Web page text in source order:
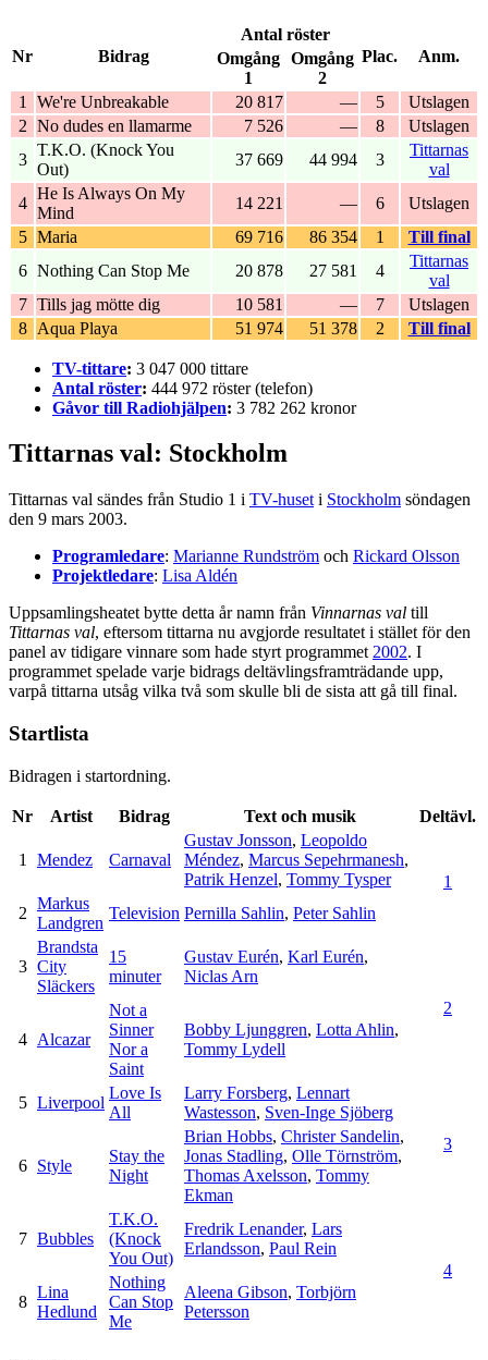
Nr Bidrag
Antal röster
Plac.
Anm.
Omgång
1
Omgång
2
1
We're Unbreakable 20 817 — 5
Utslagen
2 No dudes en llamarme 7 526 — 8
Utslagen
3
T.K.O. (Knock You
Out)
37 669 44 994 3
Tittarnas
val
4
He Is Always On My
Mind
14 221 — 6
Utslagen
5 Maria 69 716 86 354 1
Till final
6 Nothing Can Stop Me 20 878 27 581 4
Tittarnas
val
7 Tills jag mötte dig 10 581 — 7
Utslagen
8
Aqua Playa 51 974 51 378 2 Till final
TV-tittare: 3 047 000 tittare
Antal röster: 444 972 röster (telefon)
Gåvor till Radiohjälpen: 3 782 262 kronor
Tittarnas val: Stockholm
Tittarnas val sändes från Studio 1 i TV-huset i Stockholm söndagen
den 9 mars 2003.
Programledare: Marianne Rundström och Rickard Olsson
Projektledare: Lisa Aldén
Uppsamlingsheatet bytte detta år namn från Vinnarnas val till
Tittarnas val, eftersom tittarna nu avgjorde resultatet i stället för den
panel av tidigare vinnare som hade styrt programmet 2002. I
programmet spelade varje bidrags deltävlingsframträdande upp,
varpå tittarna utsåg vilka två som skulle bli de sista att gå till final.
Startlista
Bidragen i startordning.
Nr Artist Bidrag Text och musik Deltävl.
1 Mendez Carnaval
Gustav Jonsson, Leopoldo
Méndez, Marcus Sepehrmanesh,
Patrik Henzel, Tommy Tysper
1
2
Markus
Landgren
Television Pernilla Sahlin, Peter Sahlin
3
Brandsta
City
Släckers
15
minuter
Gustav Eurén, Karl Eurén,
Niclas Arn
2
4
Alcazar
Not a
Sinner
Nor a
Saint
Bobby Ljunggren, Lotta Ahlin,
Tommy Lydell
5 Liverpool
Love Is
All
Larry Forsberg, Lennart
Wastesson, Sven-Inge Sjöberg
3
6
Style
Stay the
Night
Brian Hobbs, Christer Sandelin,
Jonas Stadling, Olle Törnström,
Thomas Axelsson, Tommy
Ekman
7 Bubbles
T.K.O.
(Knock
You Out)
Fredrik Lenander, Lars
Erlandsson, Paul Rein
4
8
Lina
Hedlund
Nothing
Can Stop
Me
Aleena Gibson, Torbjörn
Petersson